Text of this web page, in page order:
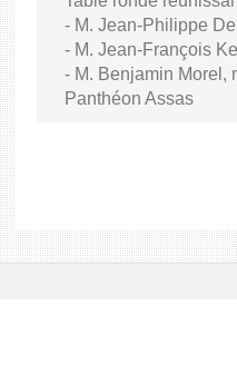
- M. Jean-Philippe
- M. Jean-François
- M. Benjamin Morel,
Panthéon Assas